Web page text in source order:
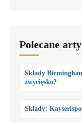
Polecane
Składy
zwycięsko?
Składy: